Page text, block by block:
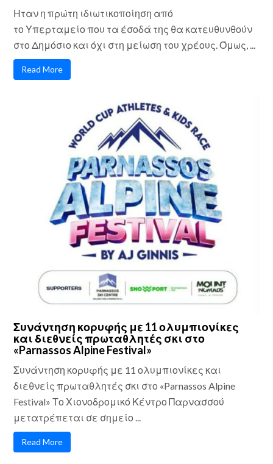
Ηταν η πρώτη ιδιωτικοποίηση από
το Υπερταμείο που τα έσοδά της θα κατευθυνθούν
στο Δημόσιο και όχι στη μείωση του χρέους. Όμως, ...
Read More
Συνάντηση κορυφής με 11 ολυμπιονίκες
και διεθνείς πρωταθλητές σκι στο
«Parnassos Alpine Festival»
Συνάντηση κορυφής με 11 ολυμπιονίκες και
διεθνείς πρωταθλητές σκι στο «Parnassos Alpine
Festival» Το Χιονοδρομικό Κέντρο Παρνασσού
μετατρέπεται σε σημείο ...
Read More